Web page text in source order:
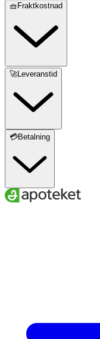
🧺Fraktkostnad
🚀Leveranstid
💳Betalning